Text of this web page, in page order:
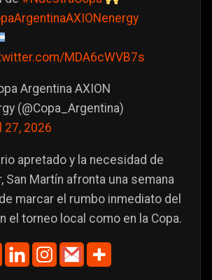
MDA6cWVB7s
Argentina AXION
(@Copa_Argentina)
27, 2026
apretado y la necesidad de
San Martín afronta una semana
marcar el rumbo inmediato del
el torneo local como en la Copa.